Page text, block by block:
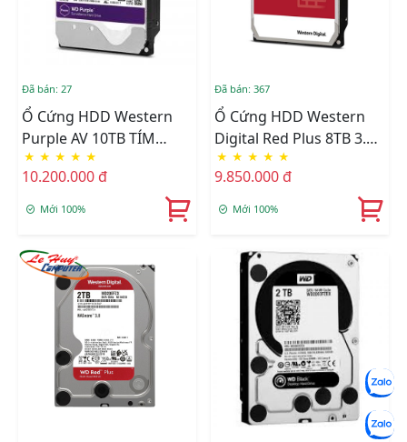
Đã bán: 27
Ổ Cứng HDD Western
Purple AV 10TB TÍM
(WD102PURZ) 3.5" SATA3
CHÍNH HÃNG
★ ★ ★ ★ ★
10.200.000 đ
Mới 100%
Đã bán: 367
Ổ Cứng HDD Western
Digital Red Plus 8TB 3.5
Inch 128MB Cache
5640RPM WD80EFPX
★ ★ ★ ★ ★
9.850.000 đ
Mới 100%